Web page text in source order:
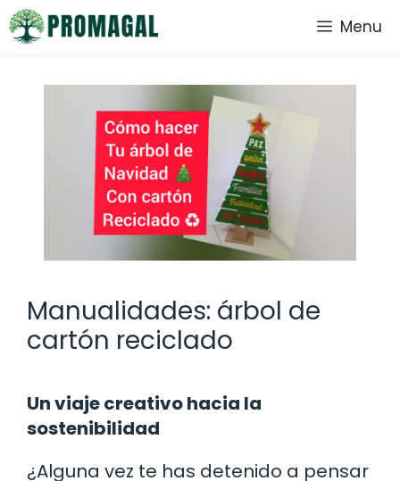
Saltar
al
Menu
Manualidades: árbol de
cartón reciclado
Un viaje creativo hacia la
sostenibilidad
¿Alguna vez te has detenido a pensar